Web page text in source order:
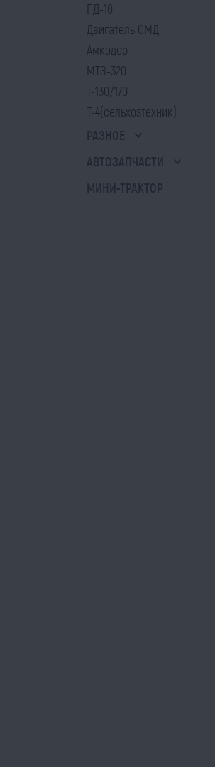
ПД-10
Двигатель СМД
Амкодор
МТЗ-320
Т-130/170
Т-4(сельхозтехник)
РАЗНОЕ
АВТОЗАПЧАСТИ
МИНИ-ТРАКТОР